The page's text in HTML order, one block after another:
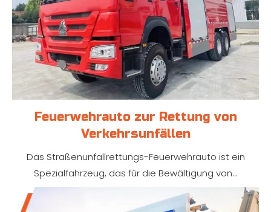
Feuerwehrauto zur Rettung von
Verkehrsunfällen
Das Straßenunfallrettungs-Feuerwehrauto ist ein
Spezialfahrzeug, das für die Bewältigung von...